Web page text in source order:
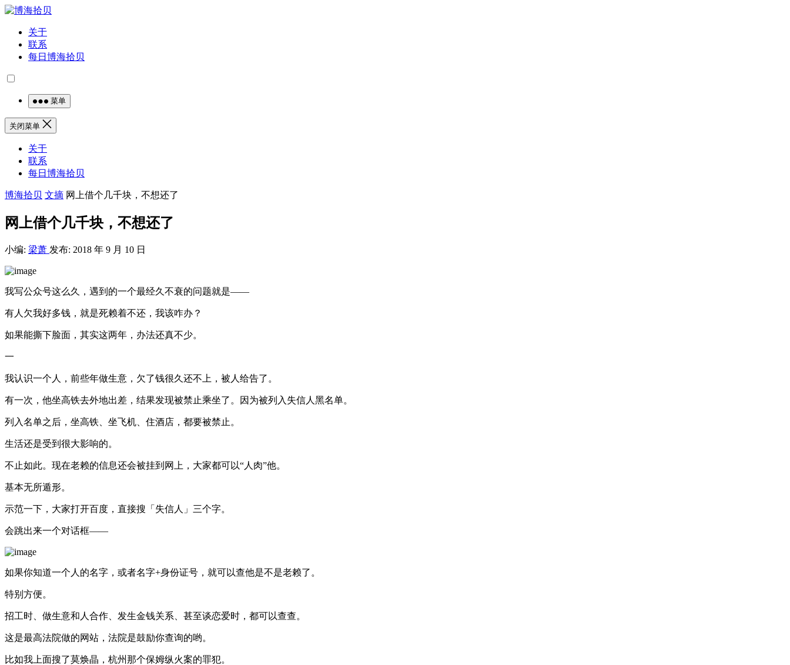
关于
联系
每日博海拾贝
菜单
关闭菜单
关于
联系
每日博海拾贝
博海拾贝 文摘 网上借个几千块，不想还了
网上借个几千块，不想还了
小编: 梁萧 发布: 2018 年 9 月 10 日
我写公众号这么久，遇到的一个最经久不衰的问题就是——
有人欠我好多钱，就是死赖着不还，我该咋办？
如果能撕下脸面，其实这两年，办法还真不少。
一
我认识一个人，前些年做生意，欠了钱很久还不上，被人给告了。
有一次，他坐高铁去外地出差，结果发现被禁止乘坐了。因为被列入失信人黑名单。
列入名单之后，坐高铁、坐飞机、住酒店，都要被禁止。
生活还是受到很大影响的。
不止如此。现在老赖的信息还会被挂到网上，大家都可以“人肉”他。
基本无所遁形。
示范一下，大家打开百度，直接搜「失信人」三个字。
会跳出来一个对话框——
如果你知道一个人的名字，或者名字+身份证号，就可以查他是不是老赖了。
特别方便。
招工时、做生意和人合作、发生金钱关系、甚至谈恋爱时，都可以查查。
这是最高法院做的网站，法院是鼓励你查询的哟。
比如我上面搜了莫焕晶，杭州那个保姆纵火案的罪犯。